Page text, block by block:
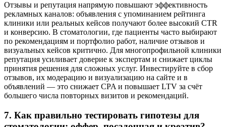
Отзывы и репутация напрямую повышают эффективность
рекламных каналов: объявления с упоминанием рейтинга
клиники или реальных кейсов получают более высокий CTR
и конверсию. В стоматологии, где пациенты часто выбирают
по рекомендациям и портфолио работ, наличие отзывов и
визуальных кейсов критично. Для многопрофильной клиники
репутация усиливает доверие к экспертам и снижает циклы
принятия решения для сложных услуг. Инвестируйте в сбор
отзывов, их модерацию и визуализацию на сайте и в
объявлений — это снижает CPA и повышает LTV за счёт
большего числа повторных визитов и рекомендаций.
7. Как правильно тестировать гипотезы для